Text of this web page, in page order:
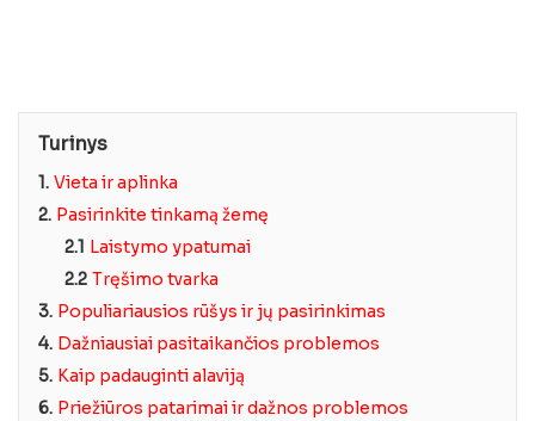
Turinys
1. Vieta ir aplinka
2. Pasirinkite tinkamą žemę
2.1 Laistymo ypatumai
2.2 Tręšimo tvarka
3. Populiariausios rūšys ir jų pasirinkimas
4. Dažniausiai pasitaikančios problemos
5. Kaip padauginti alaviją
6. Priežiūros patarimai ir dažnos problemos